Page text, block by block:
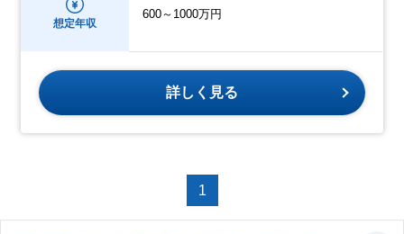
想定年収
600～1000万円
詳しく見る
1